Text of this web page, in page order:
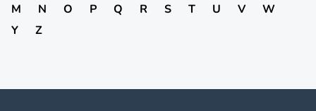
M
N O P Q R S T U V
W
Y
Z